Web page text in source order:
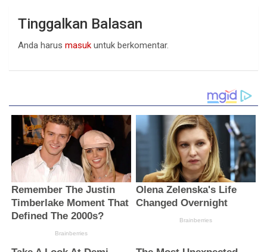
Tinggalkan Balasan
Anda harus masuk untuk berkomentar.